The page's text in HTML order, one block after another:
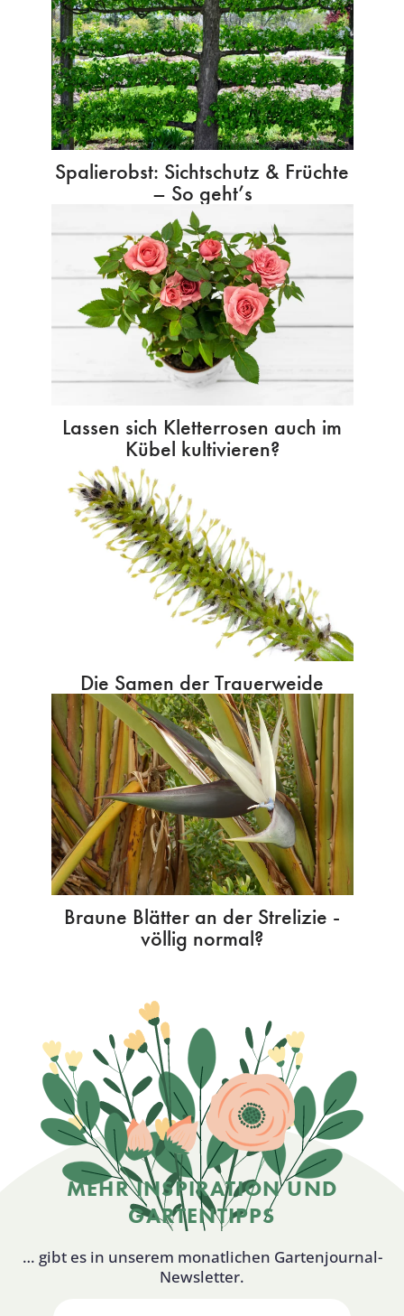
Spalierobst: Sichtschutz & Früchte
– So geht’s
Lassen sich Kletterrosen auch im
Kübel kultivieren?
Die Samen der Trauerweide
Braune Blätter an der Strelizie -
völlig normal?
MEHR INSPIRATION UND
GARTENTIPPS
… gibt es in unserem monatlichen Gartenjournal-
Newsletter.